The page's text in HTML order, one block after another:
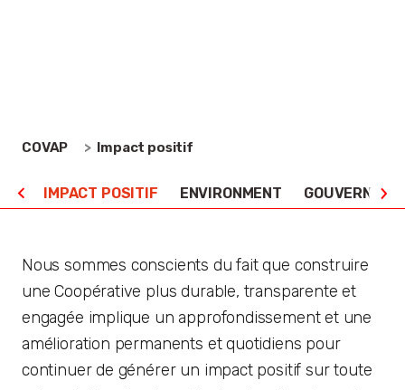
COVAP Impact positif
IMPACT POSITIF ENVIRONMENT
Nous sommes conscients du fait que construire
une Coopérative plus durable, transparente et
engagée implique un approfondissement et une
amélioration permanents et quotidiens pour
continuer de générer un impact positif sur toute